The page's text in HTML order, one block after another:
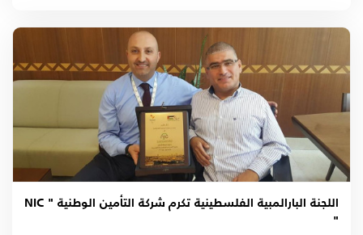
اللجنة البارالمبية الفلسطينية تكرم شركة التأمين الوطنية " NIC
"